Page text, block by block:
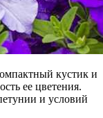
кустик и
ее цветения.
и условий